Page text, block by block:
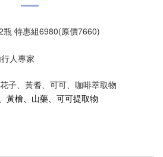
瓶 特惠組6980(原價7660)
人專家
子、黃耆、可可、咖啡萃取物
黃檜、山藥、可可提取物